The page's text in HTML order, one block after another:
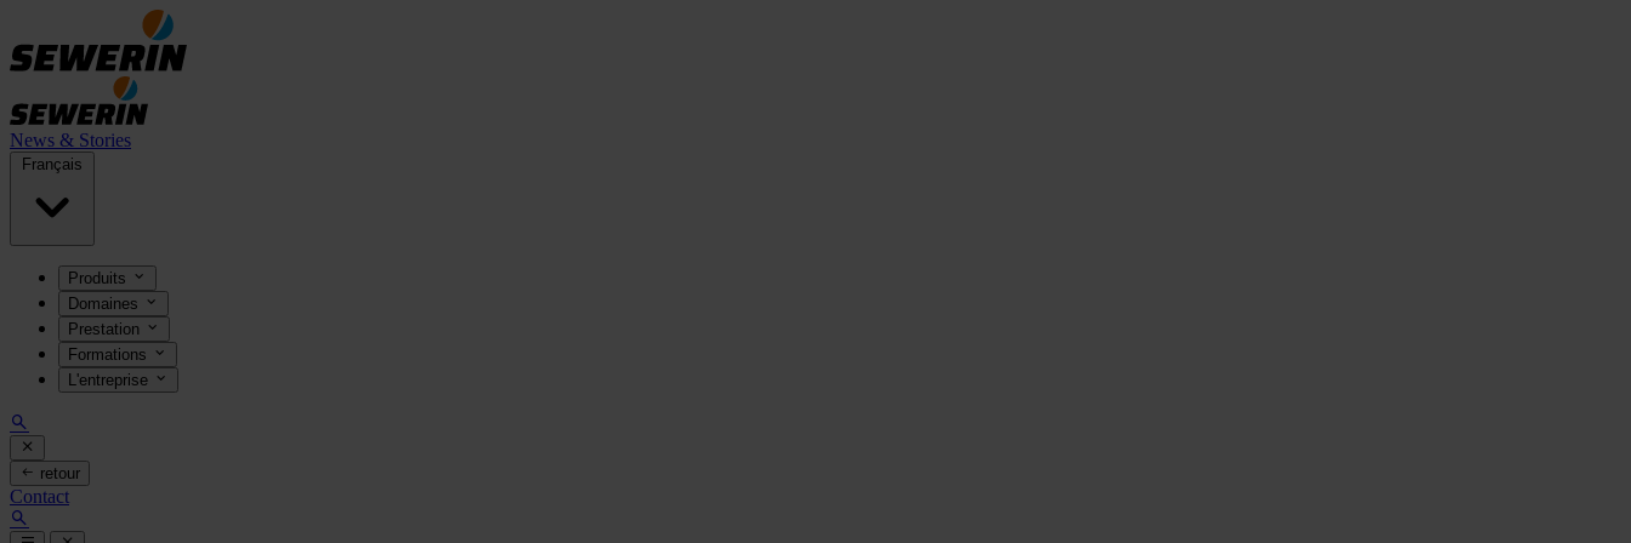
News & Stories
Français
Produits
Domaines
Prestation
Formations
L'entreprise
retour
Contact